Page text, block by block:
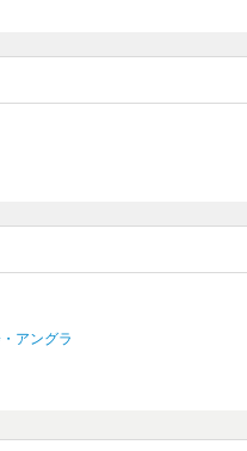
アングラ